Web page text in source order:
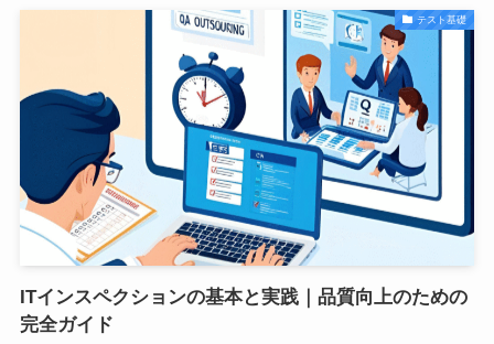
テスト基礎
ITインスペクションの基本と実践｜品質向上のための
完全ガイド